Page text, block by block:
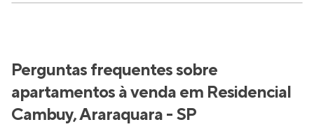
Perguntas frequentes sobre
apartamentos à venda em Residencial
Cambuy, Araraquara - SP